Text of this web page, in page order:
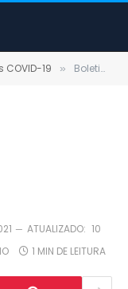
COVID-19 » Boletim COVID-19 (22/04/2021)
ATUALIZADO: 10
1 MIN DE LEITURA